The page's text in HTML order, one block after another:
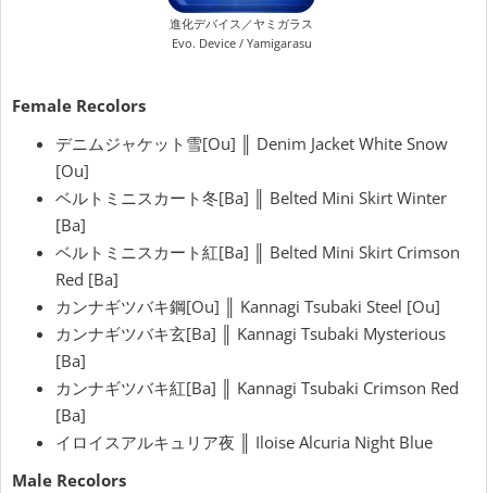
進化デバイス／ヤミガラス
Evo. Device / Yamigarasu
Female Recolors
デニムジャケット雪[Ou] ║ Denim Jacket White Snow
[Ou]
ベルトミニスカート冬[Ba] ║ Belted Mini Skirt Winter
[Ba]
ベルトミニスカート紅[Ba] ║ Belted Mini Skirt Crimson
Red [Ba]
カンナギツバキ鋼[Ou] ║ Kannagi Tsubaki Steel [Ou]
カンナギツバキ玄[Ba] ║ Kannagi Tsubaki Mysterious
[Ba]
カンナギツバキ紅[Ba] ║ Kannagi Tsubaki Crimson Red
[Ba]
イロイスアルキュリア夜 ║ Iloise Alcuria Night Blue
Male Recolors